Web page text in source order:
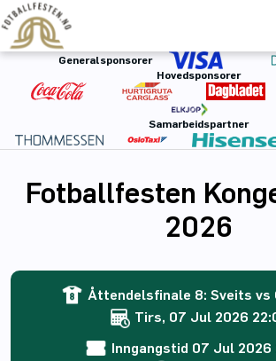
Generalsponsorer
Hovedsponsorer
Samarbeidspartner
Fotballfesten
2026
Åttendelsfinale 8: Sveits vs
Tirs, 07 Jul 2026
Inngangstid 07 Jul 2026